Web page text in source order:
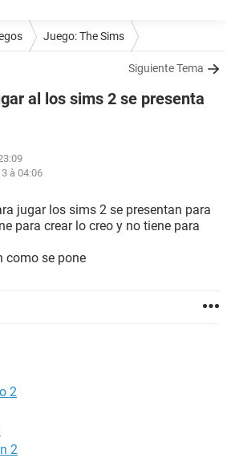
Juego: The Sims
Siguiente Tema
al los sims 2 se presenta
à 04:06
jugar los sims 2 se presentan para
para crear lo creo y no tiene para
como se pone
2
2